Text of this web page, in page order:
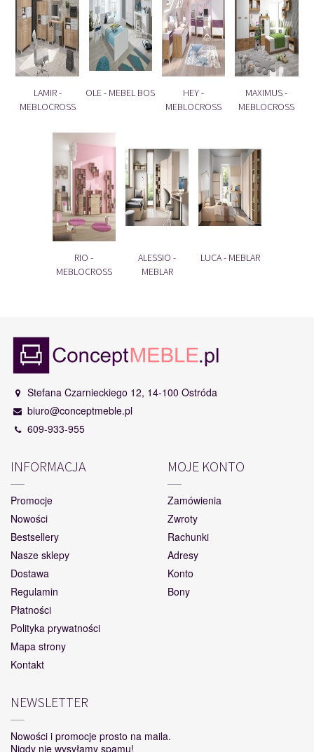
LAMIR -
MEBLOCROSS
OLE - MEBEL BOS
HEY -
MEBLOCROSS
MAXIMUS -
MEBLOCROSS
RIO -
MEBLOCROSS
ALESSIO -
MEBLAR
LUCA - MEBLAR
Stefana Czarnieckiego 12, 14-100 Ostróda
biuro@conceptmeble.pl
609-933-955
INFORMACJA
Promocje
Nowości
Bestsellery
Nasze sklepy
Dostawa
Regulamin
Płatności
Polityka prywatności
Mapa strony
Kontakt
MOJE KONTO
Zamówienia
Zwroty
Rachunki
Adresy
Konto
Bony
NEWSLETTER
Nowości i promocje prosto na maila.
Nigdy nie wysyłamy spamu!